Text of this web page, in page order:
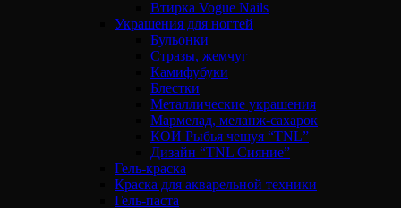
Втирка Vogue Nails
Украшения для ногтей
Бульонки
Стразы, жемчуг
Камифубуки
Блестки
Металлические украшения
Мармелад, меланж-сахарок
КОИ Рыбья чешуя “TNL”
Дизайн “TNL Сияние”
Гель-краска
Краска для акварельной техники
Гель-паста